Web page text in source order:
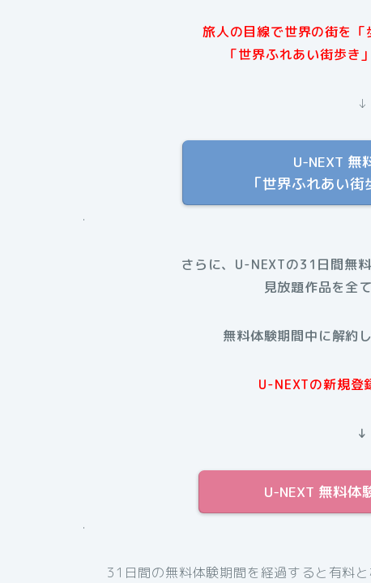
旅人の目線で世界の街を
「世界ふれあい街歩き
U-NEXT 無
「世界ふれあい
.
さらに、U-NEXTの31日間無
見放題作品を全
無料体験期間中に解約
U-NEXTの新規登
U-NEXT 無料体
.
31日間の無料体験期間を経過すると有料